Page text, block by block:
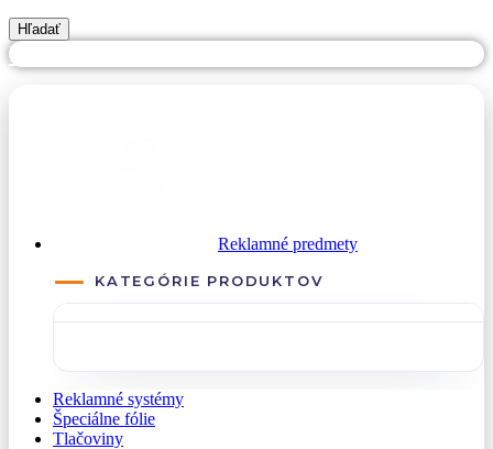
Hľadať
PREJSŤ NA DATREKLAMA.SK
Reklamné predmety
KATEGÓRIE PRODUKTOV
Reklamné systémy
Špeciálne fólie
Tlačoviny